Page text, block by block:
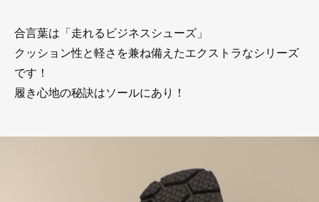
合言葉は「走れるビジネスシューズ」
クッション性と軽さを兼ね備えたエクストラなシリーズ
です！
履き心地の秘訣はソールにあり！